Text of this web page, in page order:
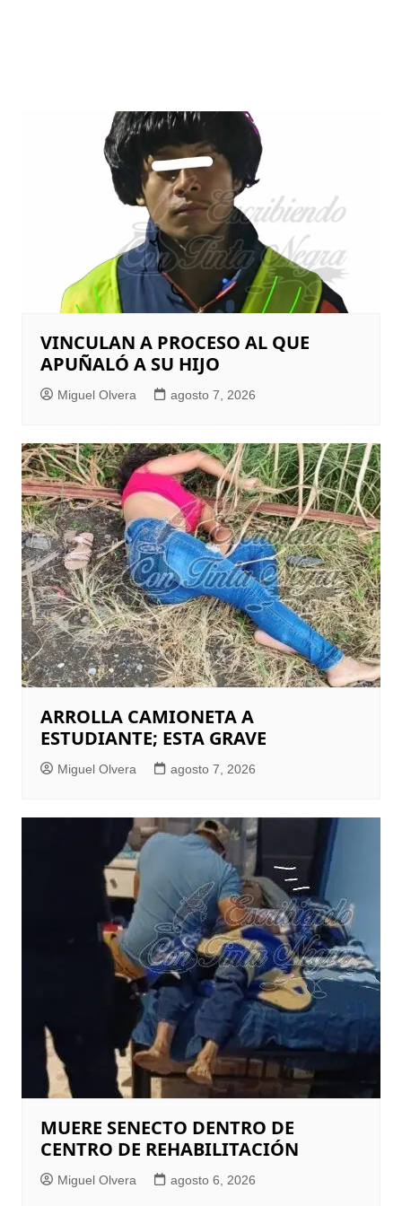
VINCULAN A PROCESO AL QUE
APUÑALÓ A SU HIJO
Miguel Olvera agosto 7, 2026
ARROLLA CAMIONETA A
ESTUDIANTE; ESTA GRAVE
Miguel Olvera agosto 7, 2026
MUERE SENECTO DENTRO DE
CENTRO DE REHABILITACIÓN
Miguel Olvera agosto 6, 2026